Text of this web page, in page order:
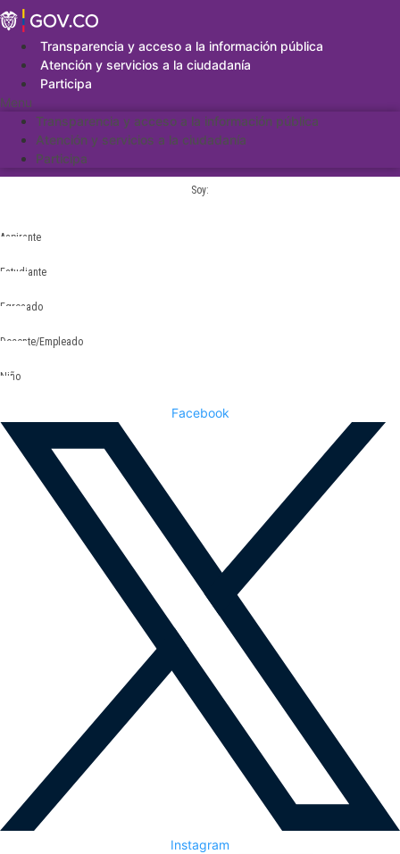
Saltar
al
contenidoTransparencia y acceso a la información pública
Atención y servicios a la ciudadanía
Participa
Menu
Transparencia y acceso a la información pública
Atención y servicios a la ciudadanía
Participa
Soy:
Aspirante
Estudiante
Egresado
Docente/Empleado
Niño
Facebook
Instagram